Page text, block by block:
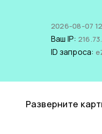
2026-08-07
Ваш IP:
ID запроса:
Разверните